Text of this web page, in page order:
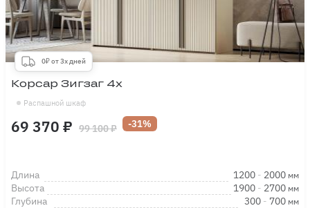
0₽ от 3х дней
Распашной шкаф
Корсар Зигзаг 4х
69 370 ₽ 99 100 ₽ -31%
Длина 1200 - 2000 мм
Высота 1900 - 2700 мм
Глубина 300 - 700 мм